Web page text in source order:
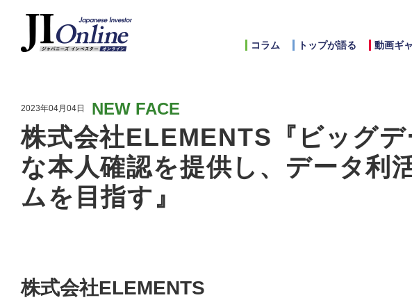
コラム トップが語る 動画ギ
2023年04月04日 NEW FACE
株式会社ELEMENTS『ビッグ
な本人確認を提供し、データ利
ムを目指す』
株式会社ELEMENTS